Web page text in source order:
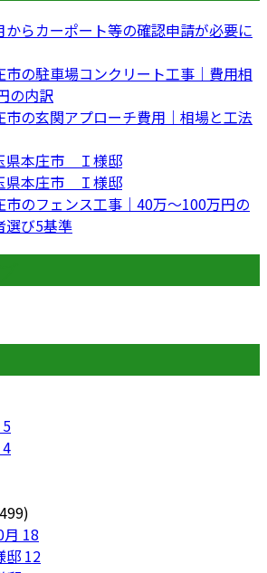
からカーポート等の確認申請が必要に
市の駐車場コンクリート工事｜費用相
の内訳
市の玄関アプローチ費用｜相場と工法
県本庄市 Ｉ様邸
県本庄市 Ｉ様邸
市のフェンス工事｜40万〜100万円の
選び5基準
5
4
18
邸 12